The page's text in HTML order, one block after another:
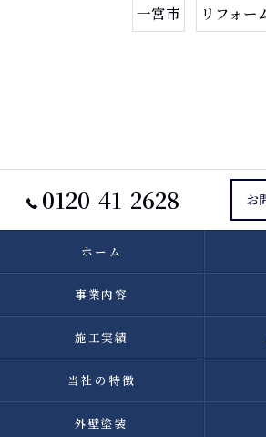
一宮市 リフォー
0120-41-2628 お
ホーム
事業内容
施工実績
当社の特徴
外壁塗装